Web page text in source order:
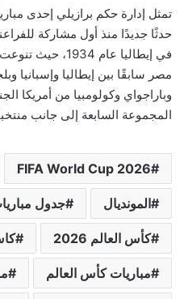
تمثل إدارة حكم برازيلي إحدى
حدثًا جديدًا منذ أول مشاركة
في إيطاليا عام
مصر سابقًا بين إيطاليا وإسبانيا
وباراجواي وكولومبيا من أمريكا
المجموعة السابعة إلى جانب
FIFA World Cup 2026
المونديال جدول
كأس العالم 2026
مباريات كأس العالم